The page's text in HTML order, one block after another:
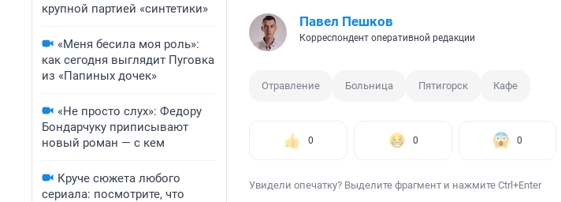
крупной партией «синтетики»
«Меня бесила моя роль»:
как сегодня выглядит Пуговка
из «Папиных дочек»
«Не просто слух»: Федору
Бондарчуку приписывают
новый роман — с кем
Круче сюжета любого
сериала: посмотрите, что
Павел Пешков
Корреспондент оперативной редакции
Отравление Больница Пятигорск Кафе
0 0 0
Увидели опечатку? Выделите фрагмент и нажмите Ctrl+Enter